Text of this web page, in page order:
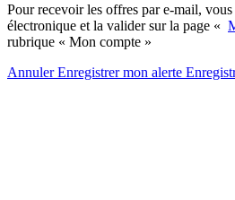
Pour recevoir les offres par e-mail,
électronique et la valider sur la page «
rubrique « Mon compte »
AnnulerEnregistrer mon alerte